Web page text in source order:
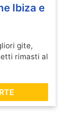
Ibiza e
gite,
rimasti al